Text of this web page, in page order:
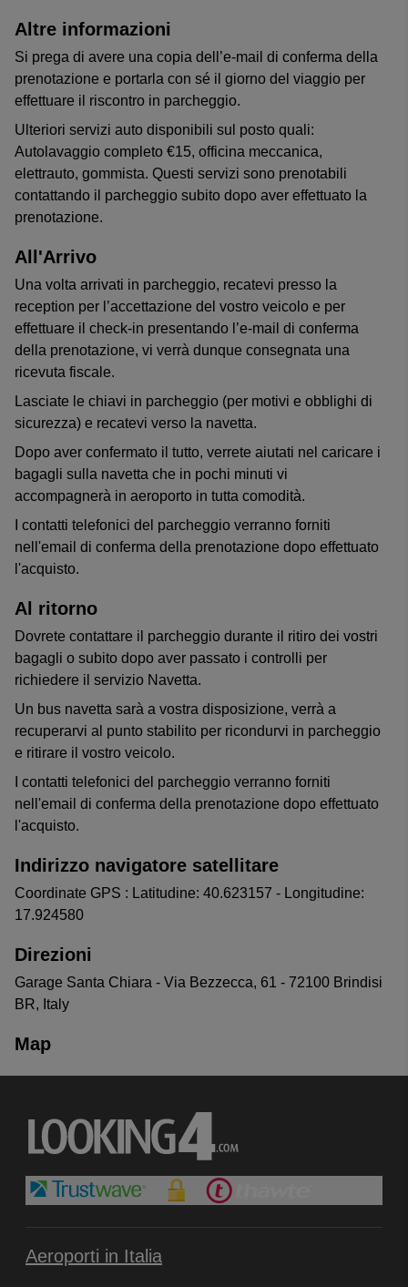
Altre informazioni
Si prega di avere una copia dell’e-mail di conferma della
prenotazione e portarla con sé il giorno del viaggio per
effettuare il riscontro in parcheggio.
Ulteriori servizi auto disponibili sul posto quali:
Autolavaggio completo €15, officina meccanica,
elettrauto, gommista. Questi servizi sono prenotabili
contattando il parcheggio subito dopo aver effettuato la
prenotazione.
All'Arrivo
Una volta arrivati in parcheggio, recatevi presso la
reception per l’accettazione del vostro veicolo e per
effettuare il check-in presentando l’e-mail di conferma
della prenotazione, vi verrà dunque consegnata una
ricevuta fiscale.
Lasciate le chiavi in parcheggio (per motivi e obblighi di
sicurezza) e recatevi verso la navetta.
Dopo aver confermato il tutto, verrete aiutati nel caricare i
bagagli sulla navetta che in pochi minuti vi
accompagnerà in aeroporto in tutta comodità.
I contatti telefonici del parcheggio verranno forniti
nell'email di conferma della prenotazione dopo effettuato
l'acquisto.
Al ritorno
Dovrete contattare il parcheggio durante il ritiro dei vostri
bagagli o subito dopo aver passato i controlli per
richiedere il servizio Navetta.
Un bus navetta sarà a vostra disposizione, verrà a
recuperarvi al punto stabilito per ricondurvi in parcheggio
e ritirare il vostro veicolo.
I contatti telefonici del parcheggio verranno forniti
nell'email di conferma della prenotazione dopo effettuato
l'acquisto.
Indirizzo navigatore satellitare
Coordinate GPS : Latitudine: 40.623157 - Longitudine:
17.924580
Direzioni
Garage Santa Chiara - Via Bezzecca, 61 - 72100 Brindisi
BR, Italy
Map
Aeroporti in Italia